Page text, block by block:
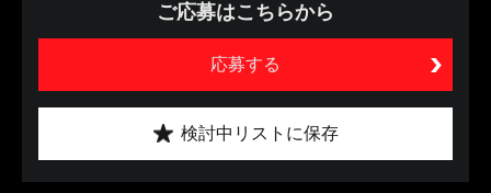
ご応募はこちらから
応募する
検討中リストに保存